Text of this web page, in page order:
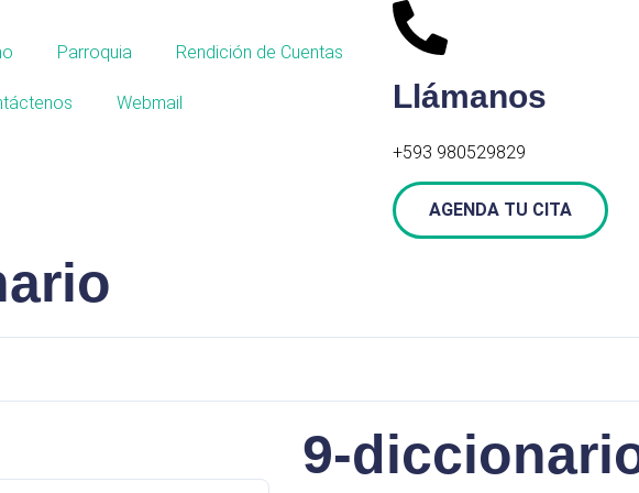
Parroquia Rendición de Cuentas
Webmail Llámanos
+593 980529829
AGENDA TU CITA
9-